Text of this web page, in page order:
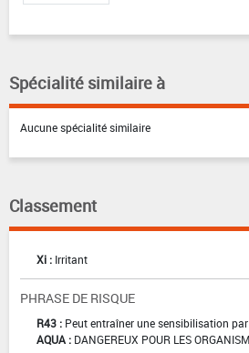
Spécialité similaire à
Aucune spécialité similaire
Classement
Xi : Irritant
PHRASE DE RISQUE
R43 : Peut entraîner une sensibilisation
AQUA : DANGEREUX POUR LES